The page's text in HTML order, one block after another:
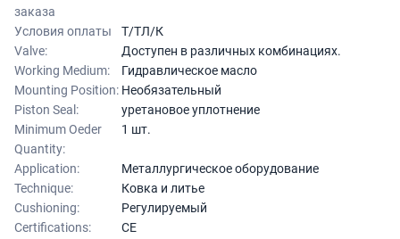
заказа
Условия оплаты
Т/ТЛ/К
Valve:
Доступен в различных комбинациях.
Working Medium:
Гидравлическое масло
Mounting Position: Необязательный
Piston Seal:
уретановое уплотнение
Minimum Oeder
Quantity:
1 шт.
Application:
Металлургическое оборудование
Technique:
Ковка и литье
Cushioning:
Регулируемый
Certifications:
CE